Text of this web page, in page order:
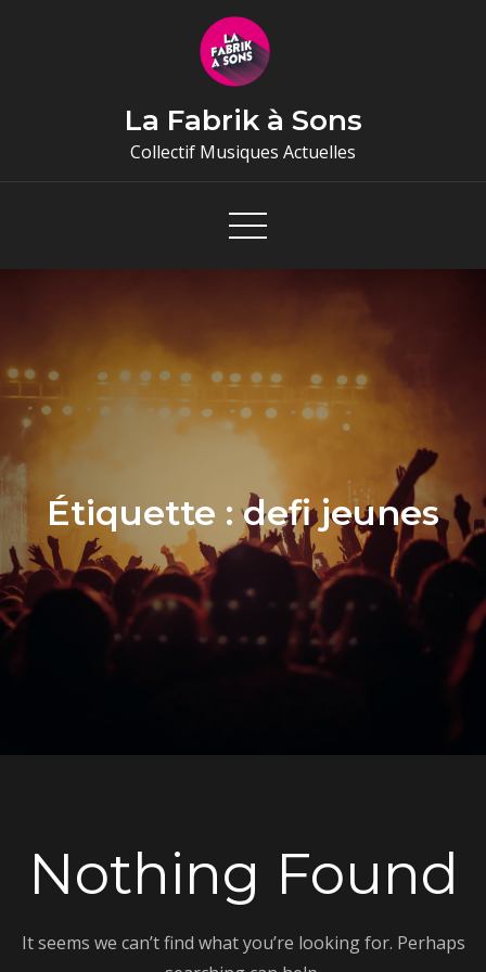
La Fabrik à Sons
Collectif Musiques Actuelles
Étiquette :defi jeunes
Nothing Found
It seems we can’t find what you’re looking for. Perhaps